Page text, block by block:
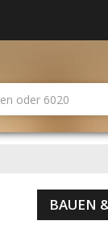
BAUEN